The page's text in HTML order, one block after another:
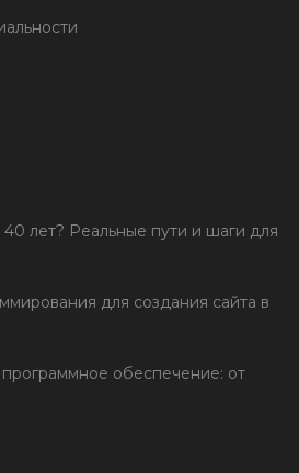
лет? Реальные пути и шаги для
для создания сайта в
программное обеспечение: от